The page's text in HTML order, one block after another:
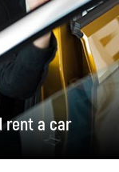
rent a car